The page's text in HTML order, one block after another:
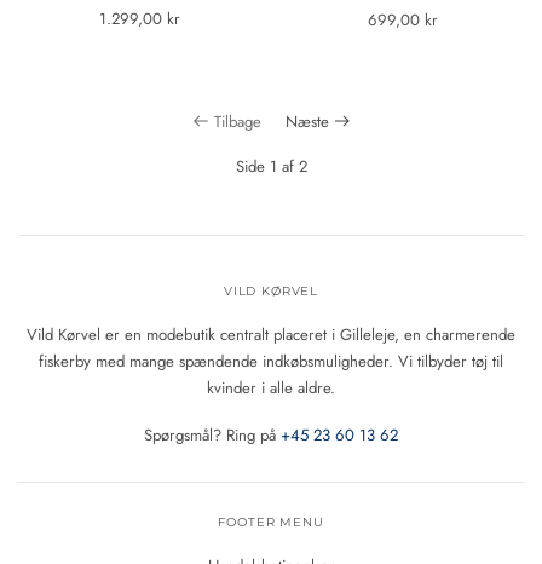
1.299,00 kr 699,00 kr
Tilbage
Side 1 af 2
Næste
VILD KØRVEL
Vild Kørvel er en modebutik centralt placeret i Gilleleje, en charmerende
fiskerby med mange spændende indkøbsmuligheder. Vi tilbyder tøj til
kvinder i alle aldre.
Spørgsmål? Ring på +45 23 60 13 62
FOOTER MENU